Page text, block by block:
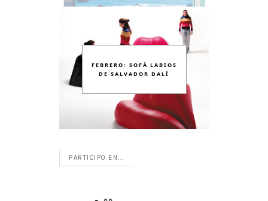
FEBRERO: SOFÁ LABIOS
DE SALVADOR DALÍ
PARTICIPO EN...